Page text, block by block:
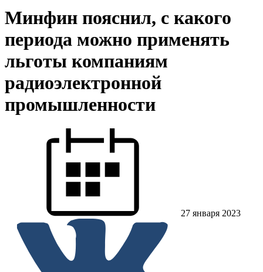
Минфин пояснил, с какого
периода можно применять
льготы компаниям
радиоэлектронной
промышленности
27 января 2023